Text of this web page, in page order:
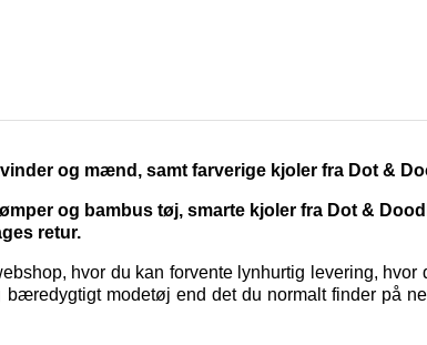
og mænd, samt farverige kjoler fra Dot &
og bambus tøj, smarte kjoler fra Dot &
retur.
hvor du kan forvente lynhurtig levering,
modetøj end det du normalt finder på